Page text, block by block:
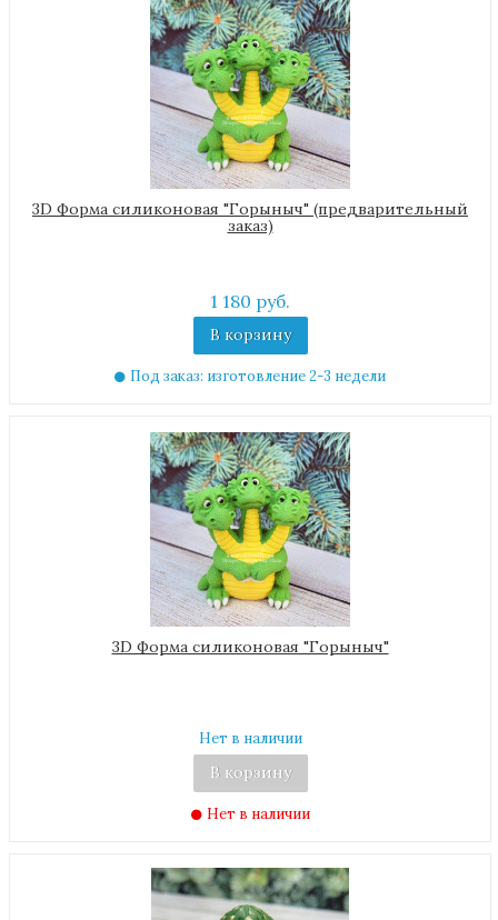
3D Форма силиконовая "Горыныч" (предварительный
заказ)
1 180 руб.
В корзину
Под заказ: изготовление 2-3 недели
3D Форма силиконовая "Горыныч"
Нет в наличии
В корзину
Нет в наличии